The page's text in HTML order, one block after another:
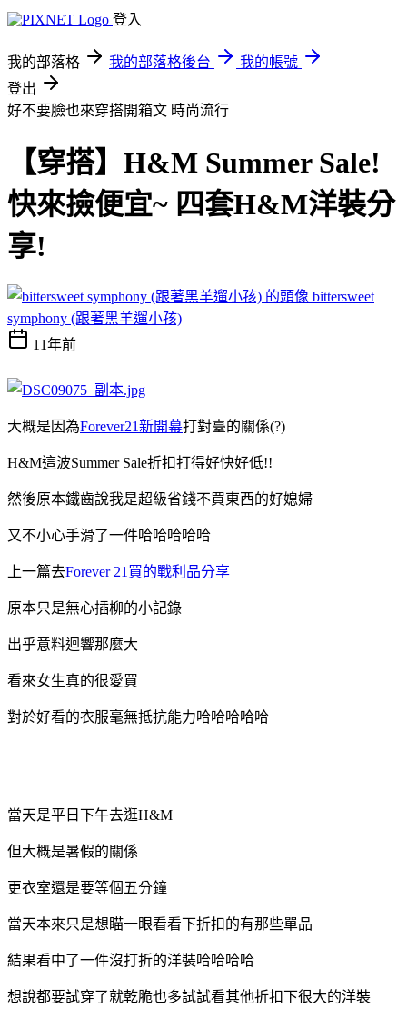
登入
我的部落格 我的部落格後台
我的帳號
登出
好不要臉也來穿搭開箱文 時尚流行
【穿搭】H&M Summer Sale!
快來撿便宜~ 四套H&M洋裝分
享!
bittersweet
symphony (跟著黑羊遛小孩)
11年前
大概是因為Forever21新開幕打對臺的關係(?)
H&M這波Summer Sale折扣打得好快好低!!
然後原本鐵齒說我是超級省錢不買東西的好媳婦
又不小心手滑了一件哈哈哈哈哈
上一篇去Forever 21買的戰利品分享
原本只是無心插柳的小記錄
出乎意料迴響那麼大
看來女生真的很愛買
對於好看的衣服毫無抵抗能力哈哈哈哈哈
當天是平日下午去逛H&M
但大概是暑假的關係
更衣室還是要等個五分鐘
當天本來只是想瞄一眼看看下折扣的有那些單品
結果看中了一件沒打折的洋裝哈哈哈哈
想說都要試穿了就乾脆也多試試看其他折扣下很大的洋裝